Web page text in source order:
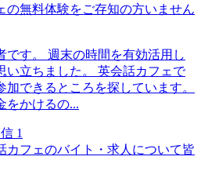
の無料体験をご存知の方いません
です。 週末の時間を有効活用し
い立ちました。 英会話カフェで
できるところを探しています。
をかけるの...
1
カフェのバイト・求人について皆